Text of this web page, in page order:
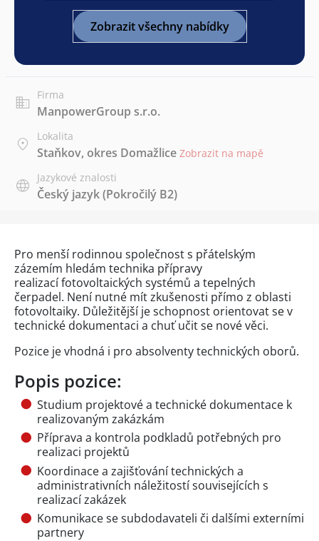
Zobrazit všechny nabídky
Firma
ManpowerGroup s.r.o.
Lokalita
Staňkov, okres Domažlice Zobrazit na mapě
Jazykové znalosti
Český jazyk(Pokročilý B2)
Pro menší rodinnou společnost s přátelským
zázemím hledám technika přípravy
realizací fotovoltaických systémů a tepelných
čerpadel. Není nutné mít zkušenosti přímo z oblasti
fotovoltaiky. Důležitější je schopnost orientovat se v
technické dokumentaci a chuť učit se nové věci.
Pozice je vhodná i pro absolventy technických oborů.
Popis pozice:
Studium projektové a technické dokumentace k
realizovaným zakázkám
Příprava a kontrola podkladů potřebných pro
realizaci projektů
Koordinace a zajišťování technických a
administrativních náležitostí souvisejících s
realizací zakázek
Komunikace se subdodavateli či dalšími externími
partnery